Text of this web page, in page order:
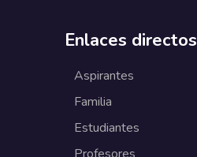
Enlaces directos
Aspirantes
Familia
Estudiantes